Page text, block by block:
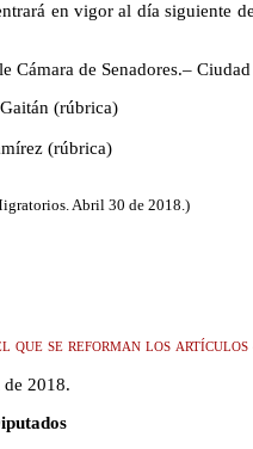
en vigor al día siguiente
Cámara de Senadores.–
(rúbrica)
(rúbrica)
Abril 30 de 2018.)
que se reforman los
2018.